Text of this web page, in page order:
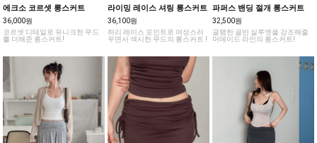
에크소 코르셋 롱스커트
36,000원
코르셋 디테일로 유니크한 무드
를 더해준 롱스커트!
라이밍 레이스 셔링 롱스커트
36,100원
허리 레이스 포인트로 여성스러
우면서 섹시한 무드의 롱스커트 !
파퍼스 밴딩 절개 롱스커트
32,500원
글램한 골반 실루엣을 강조해줄
머메이드 라인의 롱스커트!